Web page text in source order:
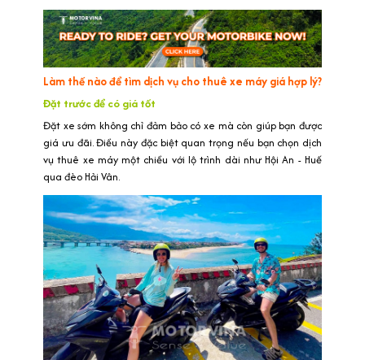
Làm thế nào để tìm dịch vụ cho thuê xe máy giá hợp lý?
Đặt trước để có giá tốt
Đặt xe sớm không chỉ đảm bảo có xe mà còn giúp bạn được
giá ưu đãi. Điều này đặc biệt quan trọng nếu bạn chọn dịch
vụ thuê xe máy một chiều với lộ trình dài như Hội An - Huế
qua đèo Hải Vân.